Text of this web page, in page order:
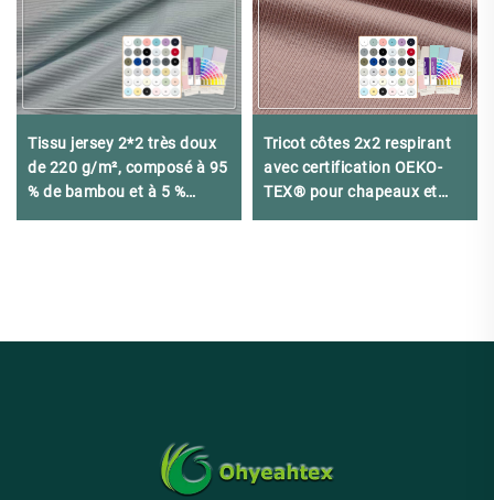
Tissu jersey 2*2 très doux
de 220 g/m², composé à 95
% de bambou et à 5 %
d'élasthanne, adapté aux
Tricot côtes 2x2 respirant
avec certification OEKO-
TEX® pour chapeaux et
robes